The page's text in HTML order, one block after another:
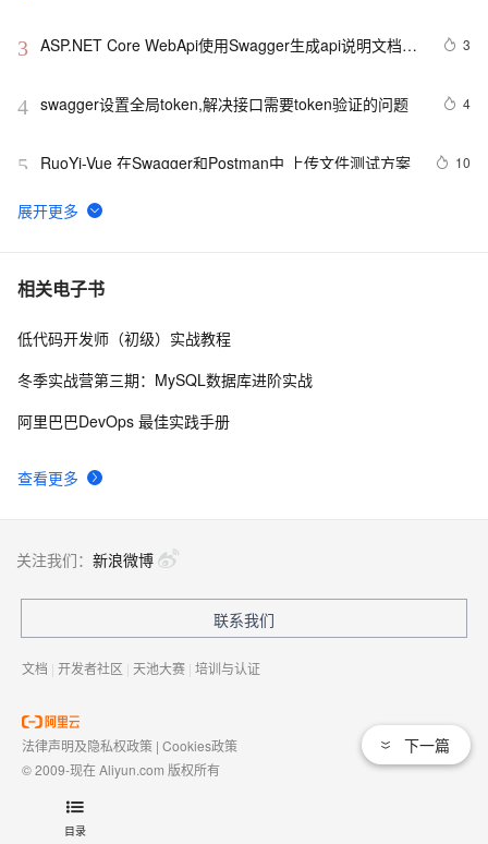
目录
3 ASP.NET Core WebApi使用Swagger生成api说明文档看
3
4 swagger设置全局token,解决接口需要token验证的问题 4
5 RuoYi-Vue 在Swagger和Postman中 上传文件测试方案 10
6 Swagger生成接口文档
7 你的Swagger2 API直接公开？来加把锁！
8 Swagger——【SpringBoot集成Swagger、配置
相关电子书
查看更多
低代码开发师（初级）实战教程
冬季实战营第三期：MySQL数据库进阶实战
阿里巴巴DevOps 最佳实践手册
下一篇
关注我们： 新浪微博
联系我们
文档 | 开发者社区 | 天池大赛 | 培训与认证
法律声明及隐私权政策 | Cookies政策
© 2009-现在 Aliyun.com 版权所有
域名注册服务机构许可：